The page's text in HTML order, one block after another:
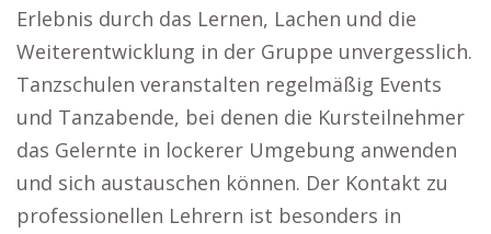
Erlebnis durch das Lernen, Lachen und die
Weiterentwicklung in der Gruppe unvergesslich.
Tanzschulen veranstalten regelmäßig Events
und Tanzabende, bei denen die Kursteilnehmer
das Gelernte in lockerer Umgebung anwenden
und sich austauschen können. Der Kontakt zu
professionellen Lehrern ist besonders in